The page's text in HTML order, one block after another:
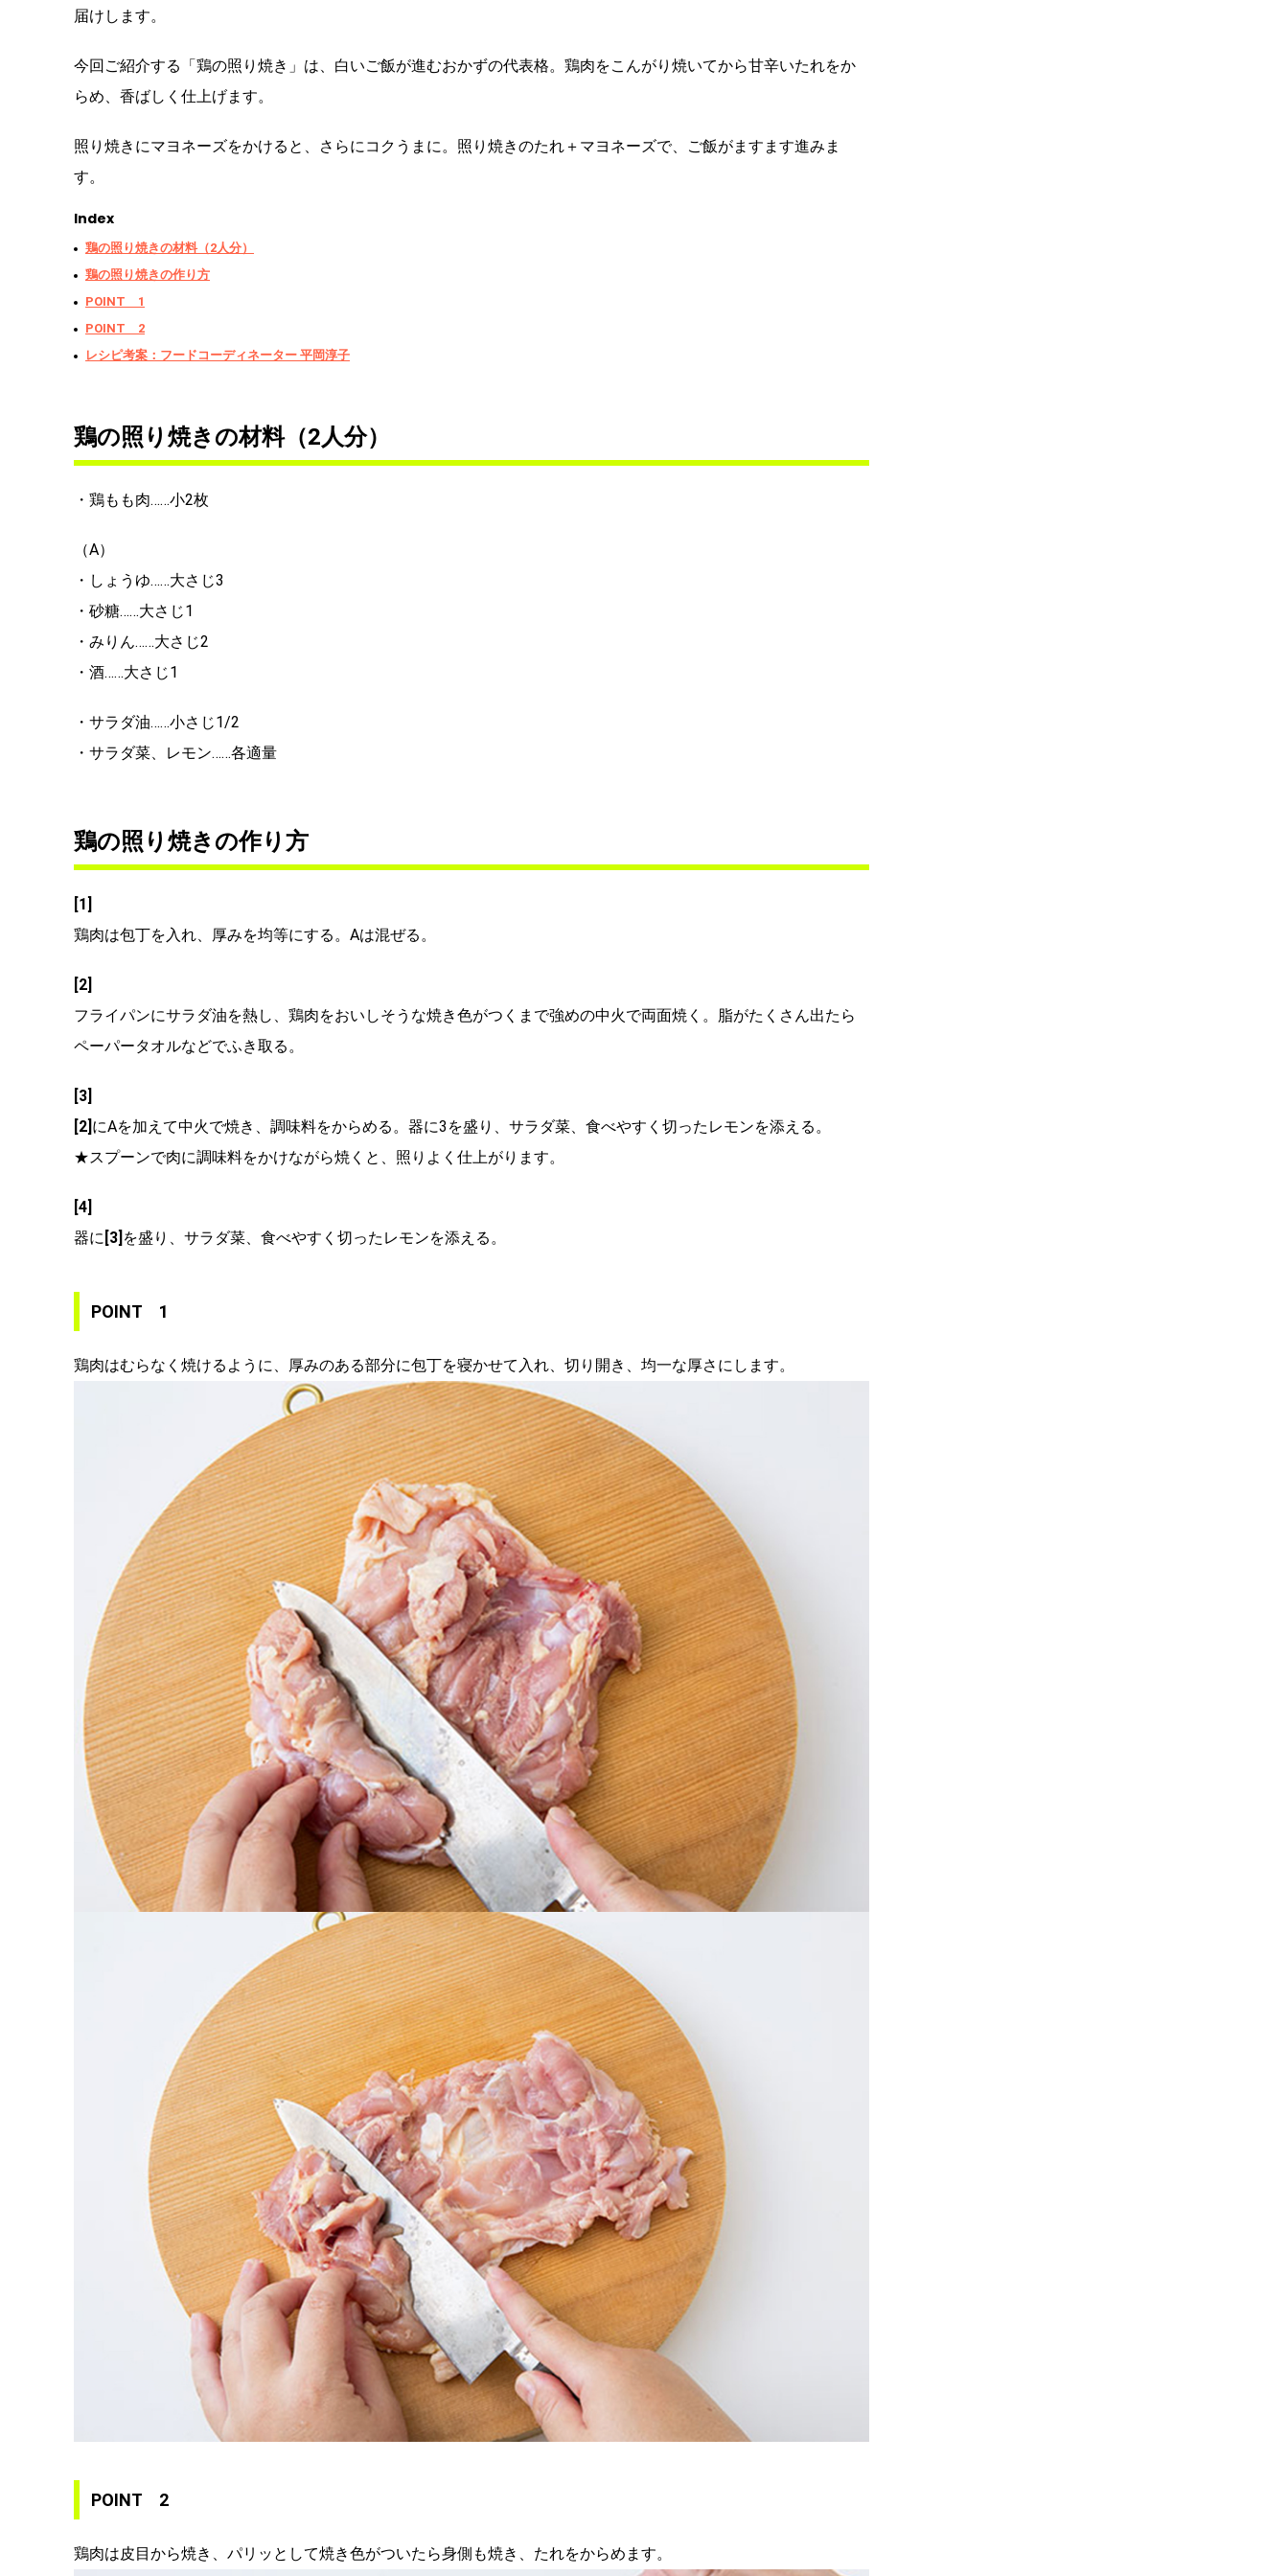
届けします。
今回ご紹介する「鶏の照り焼き」は、白いご飯が進むおかずの代表格。鶏肉をこんがり焼いてから甘辛いたれをか
らめ、香ばしく仕上げます。
照り焼きにマヨネーズをかけると、さらにコクうまに。照り焼きのたれ＋マヨネーズで、ご飯がますます進みま
す。
Index
鶏の照り焼きの材料（2人分）
鶏の照り焼きの作り方
POINT 1
POINT 2
レシピ考案：フードコーディネーター 平岡淳子
鶏の照り焼きの材料（2人分）
・鶏もも肉……小2枚
（A）
・しょうゆ……大さじ3
・砂糖……大さじ1
・みりん……大さじ2
・酒……大さじ1
・サラダ油……小さじ1/2
・サラダ菜、レモン……各適量
鶏の照り焼きの作り方
[1]
鶏肉は包丁を入れ、厚みを均等にする。Aは混ぜる。
[2]
フライパンにサラダ油を熱し、鶏肉をおいしそうな焼き色がつくまで強めの中火で両面焼く。脂がたくさん出たら
ペーパータオルなどでふき取る。
[3]
[2] にAを加えて中火で焼き、調味料をからめる。器に3を盛り、サラダ菜、食べやすく切ったレモンを添える。
★スプーンで肉に調味料をかけながら焼くと、照りよく仕上がります。
[4]
器に [3] を盛り、サラダ菜、食べやすく切ったレモンを添える。
POINT 1
鶏肉はむらなく焼けるように、厚みのある部分に包丁を寝かせて入れ、切り開き、均一な厚さにします。
POINT 2
鶏肉は皮目から焼き、パリッとして焼き色がついたら身側も焼き、たれをからめます。